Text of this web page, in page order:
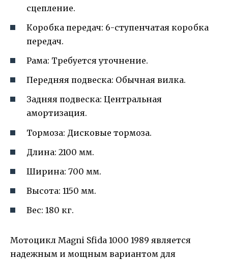
сцепление.
Коробка передач: 6-ступенчатая коробка
передач.
Рама: Требуется уточнение.
Передняя подвеска: Обычная вилка.
Задняя подвеска: Центральная
амортизация.
Тормоза: Дисковые тормоза.
Длина: 2100 мм.
Ширина: 700 мм.
Высота: 1150 мм.
Вес: 180 кг.
Мотоцикл Magni Sfida 1000 1989 является
надежным и мощным вариантом для